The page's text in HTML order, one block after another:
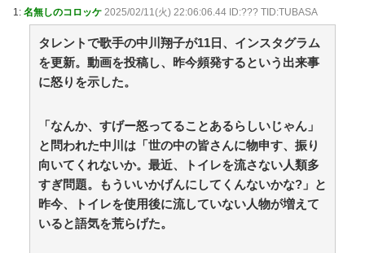
(8/8 17:10)
【Money1】 韓国「信用赦免を何回やっても、何回や
っても」⇒ 257万人赦免したのに60万人がまた延滞者に
転落！ / anaguro - 総合 NEW! (8/8 17:05)
登山家「山で迷ったらとりあえず登れ」登山家「沢を
見つけて下山しろ」←これ結局どっちが正解なの？ /
【ｗ】物凄くカワイイ子猫の取っ組み合い！ / anaguro
- 総合 NEW!
【政府】高市総理「物価上昇を上回る賃上げを日本に
定着させる」 国家公務員月給3.51％増へ 人事院の勧告
を受け / 5chまとめMAP(総合) NEW! (8/8 16:37)
【今はやってない】審判への性接待疑惑…韓国サッカ
ー協会が声明「現在は一切発生していない」 / 5chまと
めMAP(総合) NEW!
1: 名無しのコロッケ 2025/02/11(火) 22:06:06.44 ID:??? TID:TUBASA
タレントで歌手の中川翔子が11日、インスタグラム
を更新。動画を投稿し、昨今頻発するという出来事
に怒りを示した。
「なんか、すげー怒ってることあるらしいじゃん」
と問われた中川は「世の中の皆さんに物申す、振り
向いてくれないか。最近、トイレを流さない人類多
すぎ問題。もういいかげんにしてくんないかな?」と
昨今、トイレを使用後に流していない人物が増えて
いると語気を荒らげた。